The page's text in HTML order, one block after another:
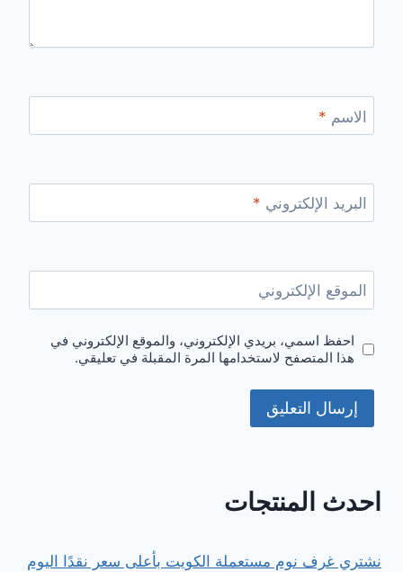
الاسم *
البريد الإلكتروني *
الموقع الإلكتروني
احفظ اسمي، بريدي الإلكتروني، والموقع الإلكتروني في
هذا المتصفح لاستخدامها المرة المقبلة في تعليقي.
احدث المنتجات
نشتري غرف نوم مستعملة الكويت بأعلى سعر نقدًا اليوم